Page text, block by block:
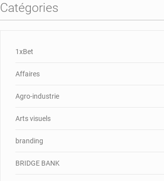
Catégories
1xBet
Affaires
Agro-industrie
Arts visuels
branding
BRIDGE BANK